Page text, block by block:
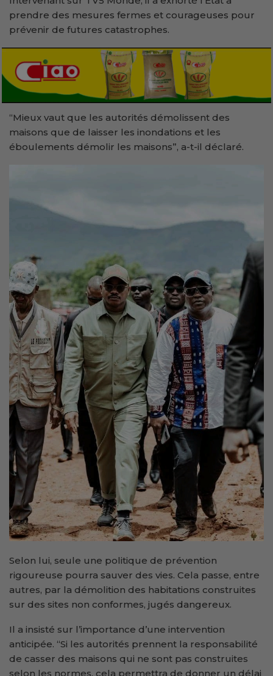
prendre des mesures fermes et courageuses pour
prévenir de futures catastrophes.
“Mieux vaut que les autorités démolissent des
maisons que de laisser les inondations et les
éboulements démolir les maisons”, a-t-il déclaré.
Selon lui, seule une politique de prévention
rigoureuse pourra sauver des vies. Cela passe, entre
autres, par la démolition des habitations construites
sur des sites non conformes, jugés dangereux.
Il a insisté sur l’importance d’une intervention
anticipée. “Si les autorités prennent la responsabilité
de casser des maisons qui ne sont pas construites
selon les normes, cela permettra de donner un délai